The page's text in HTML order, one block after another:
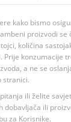
kako bismo
proizvodi se
količina
konzumacije
a ne se
stranici.
ili želite
dobavljača ili
za Korisnike.